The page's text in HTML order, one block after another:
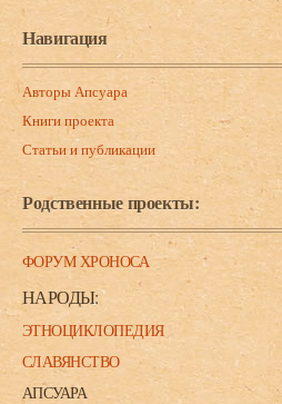
Навигация
Авторы Апсуара
Книги проекта
Статьи и публикации
Родственные проекты:
ФОРУМ ХРОНОСА
НАРОДЫ:
ЭТНОЦИКЛОПЕДИЯ
СЛАВЯНСТВО
АПСУАРА